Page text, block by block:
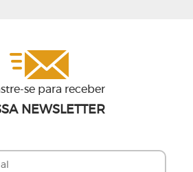
se para receber
NEWSLETTER